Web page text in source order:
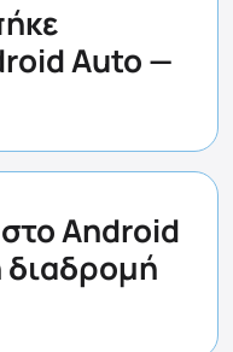
Auto —
Android
διαδρομή